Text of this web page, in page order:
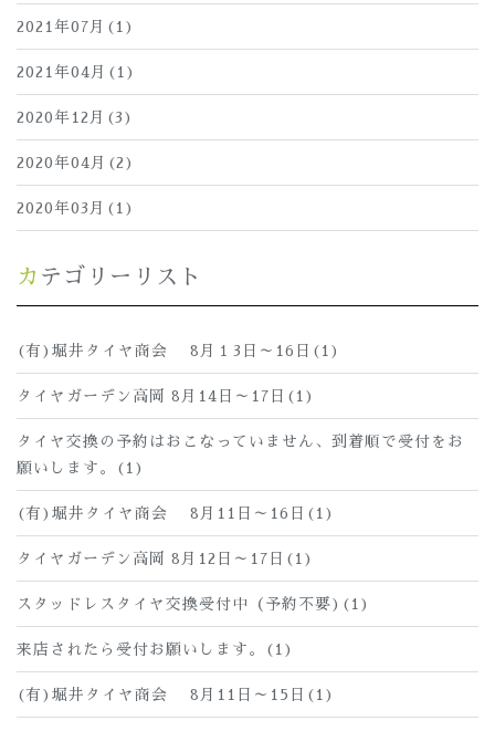
2021年07月(1)
2021年04月(1)
2020年12月(3)
2020年04月(2)
2020年03月(1)
カテゴリーリスト
(有)堀井タイヤ商会 8月１3日～16日(1)
タイヤガーデン高岡 8月14日～17日(1)
タイヤ交換の予約はおこなっていません、到着順で受付をお
願いします。(1)
(有)堀井タイヤ商会 8月11日～16日(1)
タイヤガーデン高岡 8月12日～17日(1)
スタッドレスタイヤ交換受付中（予約不要)(1)
来店されたら受付お願いします。(1)
(有)堀井タイヤ商会 8月11日～15日(1)